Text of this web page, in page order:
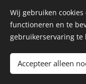
plaatsen.
Mogelijk
Wij gebruiken
functioneren en te
gebruikerservaring te
Accepteer alleen